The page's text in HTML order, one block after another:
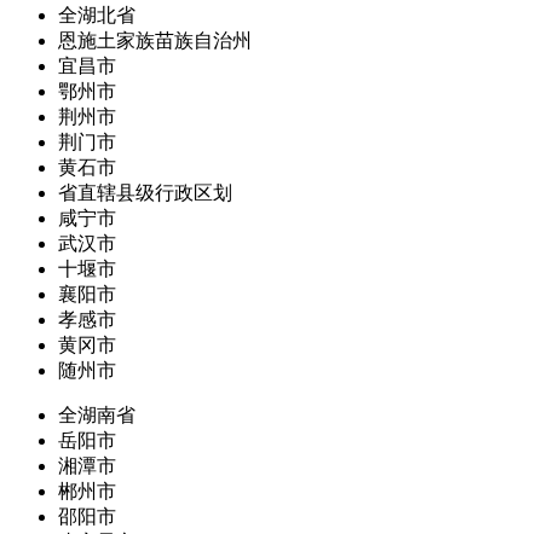
全湖北省
恩施土家族苗族自治州
宜昌市
鄂州市
荆州市
荆门市
黄石市
省直辖县级行政区划
咸宁市
武汉市
十堰市
襄阳市
孝感市
黄冈市
随州市
全湖南省
岳阳市
湘潭市
郴州市
邵阳市